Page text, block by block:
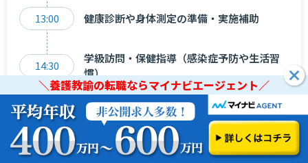
＼養護教諭の転職ならマイナビエージェント／
＼養護教諭の転職ならマイナビエージェント／
13:00 健康診断や身体測定の準備・実施補助
14:30
学級訪問・保健指導（感染症予防や生活習
慣）
15:30 保護者や教職員との連絡・相談対応
16:00 日誌・記録の記入、消毒・片付け